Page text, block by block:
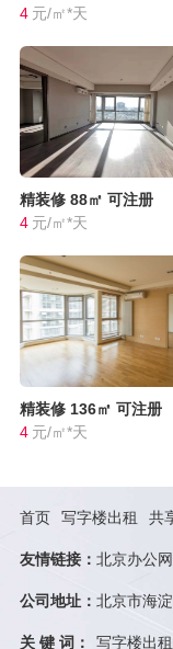
4 元/㎡*天
精装修 88㎡ 可注册
4 元/㎡*天
精装修 136㎡ 可注册
4 元/㎡*天
首页 写字楼出租 共
友情链接： 北京办公网
公司地址： 北京市海
关 键 词： 写字楼出租